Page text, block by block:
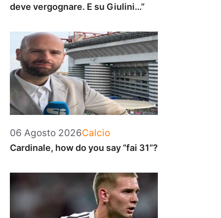
deve vergognare. E su Giulini…”
06 Agosto 2026Categorie
Calcio
Cardinale, how do you say “fai 31”?